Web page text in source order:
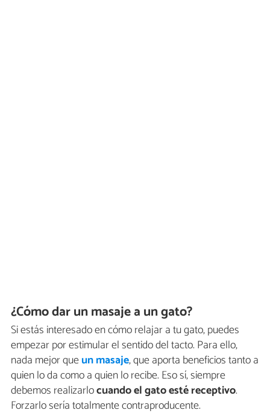
¿Cómo dar un masaje a un gato?
Si estás interesado en cómo relajar a tu gato, puedes
empezar por estimular el sentido del tacto. Para ello,
nada mejor queun masaje, que aporta beneficios tanto a
quien lo da como a quien lo recibe. Eso sí, siempre
debemos realizarlocuando el gato esté receptivo.
Forzarlo sería totalmente contraproducente.